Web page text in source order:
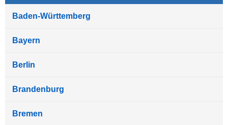
Baden-Württemberg
Bayern
Berlin
Brandenburg
Bremen